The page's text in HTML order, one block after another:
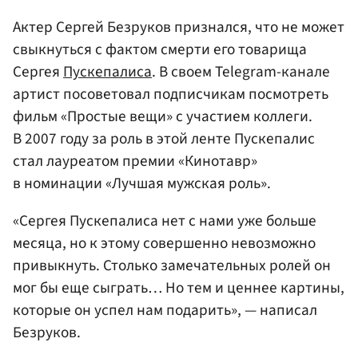
Актер Сергей Безруков признался, что не может
свыкнуться с фактом смерти его товарища
СергеяПускепалиса. В своем Telegram-канале
артист посоветовал подписчикам посмотреть
фильм «Простые вещи» с участием коллеги.
В 2007 году за роль в этой ленте Пускепалис
стал лауреатом премии «Кинотавр»
в номинации «Лучшая мужская роль».
«Сергея Пускепалиса нет с нами уже больше
месяца, но к этому совершенно невозможно
привыкнуть. Столько замечательных ролей он
мог бы еще сыграть… Но тем и ценнее картины,
которые он успел нам подарить», — написал
Безруков.